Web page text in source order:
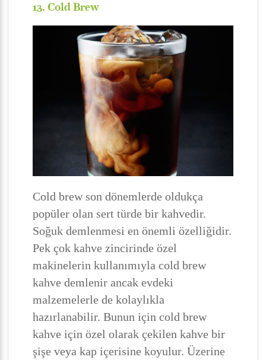
13. Cold Brew
Cold brew son dönemlerde oldukça
popüler olan sert türde bir kahvedir.
Soğuk demlenmesi en önemli özelliğidir.
Pek çok kahve zincirinde özel
makinelerin kullanımıyla cold brew
kahve demlenir ancak evdeki
malzemelerle de kolaylıkla
hazırlanabilir. Bunun için cold brew
kahve için özel olarak çekilen kahve bir
şişe veya kap içerisine koyulur. Üzerine